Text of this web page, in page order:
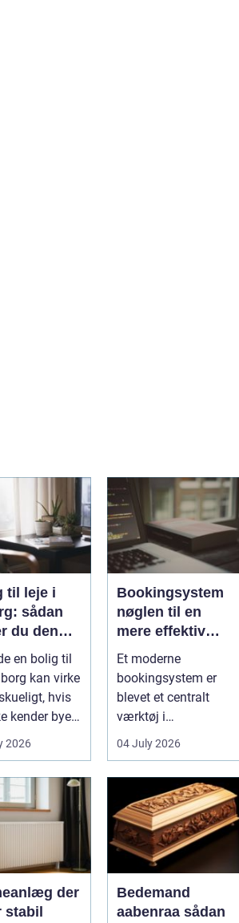
til leje i
sådan
du den
en bolig til
kan virke
hvis
kender byen
lokale...
2026
Bookingsystem
nøglen til en
mere effektiv
klinikhverdag
Et moderne
bookingsystem er
blevet et centralt
værktøj i
sundhedssektoren.
Klinikker, praksis og
beh...
04 July 2026
der
stabil
Bedemand
aabenraa sådan